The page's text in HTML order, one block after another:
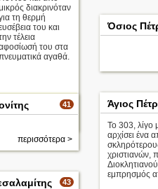
διακρινόταν
τη θερμή
του και
τέλεια
του στα
αγαθά.
Όσιος
Άγιος
Το 303, λίγο
αρχίσει ένα
χριστιανών,
εμπρησμός
41
περισσότερα >
43